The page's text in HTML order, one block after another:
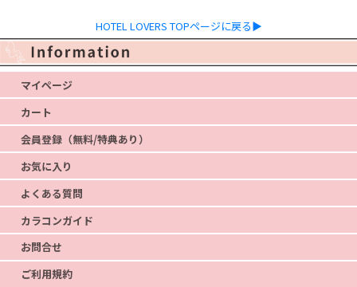
HOTEL LOVERS TOPページに戻る▶
マイページ
カート
会員登録（無料/特典あり）
お気に入り
よくある質問
カラコンガイド
お問合せ
ご利用規約